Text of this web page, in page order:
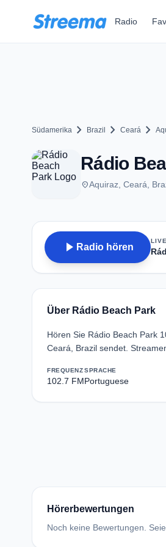
Radio
Südamerika chevron_right Brazil chevron_right Ceará chevron_right
Rádio
placeAquiraz, Ceará,
play_arrow Radio hören
LIVE
Über Rádio Beach Park
Hören Sie Rádio Beach Park
Ceará, Brazil sendet.
FREQUENZ
102.7 FM
SPRACHE
Portuguese
Hörerbewertungen
Noch keine Bewertungen.